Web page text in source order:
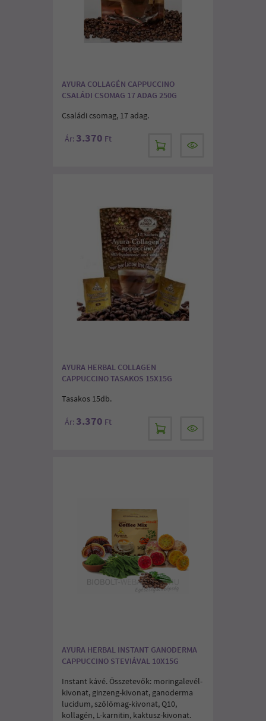
AYURA COLLAGÉN CAPPUCCINO
CSALÁDI CSOMAG 17 ADAG 250G
Családi csomag, 17 adag.
Ár: 3.370 Ft
AYURA HERBAL COLLAGEN
CAPPUCCINO TASAKOS 15X15G
Tasakos 15db.
Ár: 3.370 Ft
AYURA HERBAL INSTANT GANODERMA
CAPPUCCINO STEVIÁVAL 10X15G
Instant kávé. Összetevők: moringalevél-
kivonat, ginzeng-kivonat, ganoderma
lucidum, szőlőmag-kivonat, Q10,
kollagén, L-karnitin, kaktusz-kivonat.